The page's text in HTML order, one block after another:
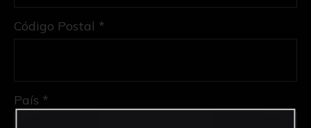
Código Postal *
País *